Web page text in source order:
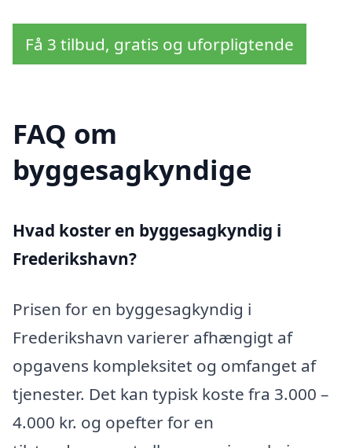
Få 3 tilbud, gratis og uforpligtende
FAQ om
byggesagkyndige
Hvad koster en byggesagkyndig i
Frederikshavn?
Prisen for en byggesagkyndig i
Frederikshavn varierer afhængigt af
opgavens kompleksitet og omfanget af
tjenester. Det kan typisk koste fra 3.000 –
4.000 kr. og opefter for en